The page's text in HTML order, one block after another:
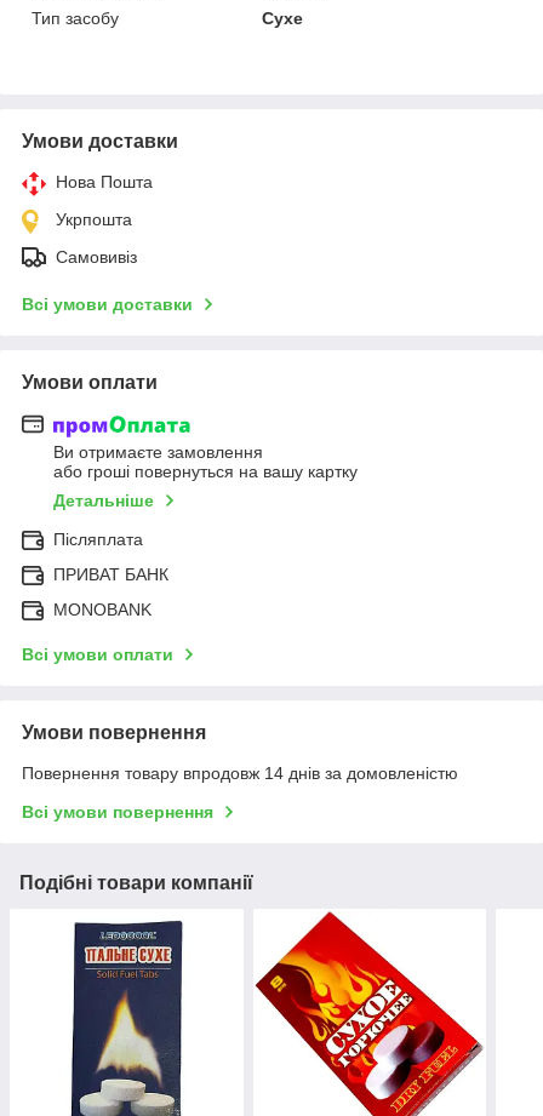
Тип засобу
Сухе
Умови доставки
Нова Пошта
Укрпошта
Самовивіз
Всі умови доставки
Умови оплати
Ви отримаєте замовлення
або гроші повернуться на вашу картку
Детальніше
Післяплата
ПРИВАТ БАНК
MONOBANK
Всі умови оплати
Умови повернення
Повернення товару впродовж 14 днів за домовленістю
Всі умови повернення
Подібні товари компанії